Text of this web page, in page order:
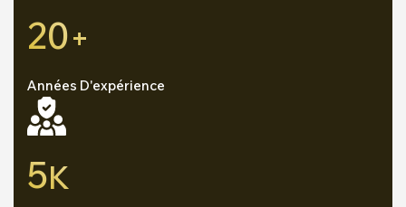
20+
Années D'expérience
5K